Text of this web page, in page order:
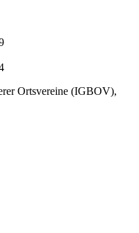
Ortsvereine (IGBOV),